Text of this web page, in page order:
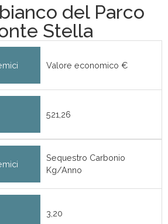
del Parco
Stella
Valore economico €
521,26
Sequestro Carbonio
Kg/Anno
3,20